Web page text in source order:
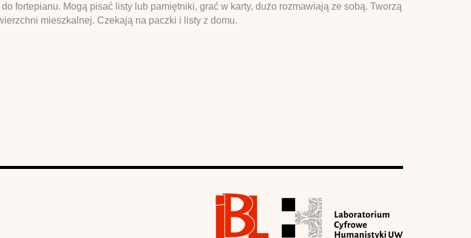
fortepianu. Mogą pisać listy lub pamiętniki, grać w karty, dużo rozmawiają ze sobą. Tworzą
mieszkalnej. Czekają na paczki i listy z domu.